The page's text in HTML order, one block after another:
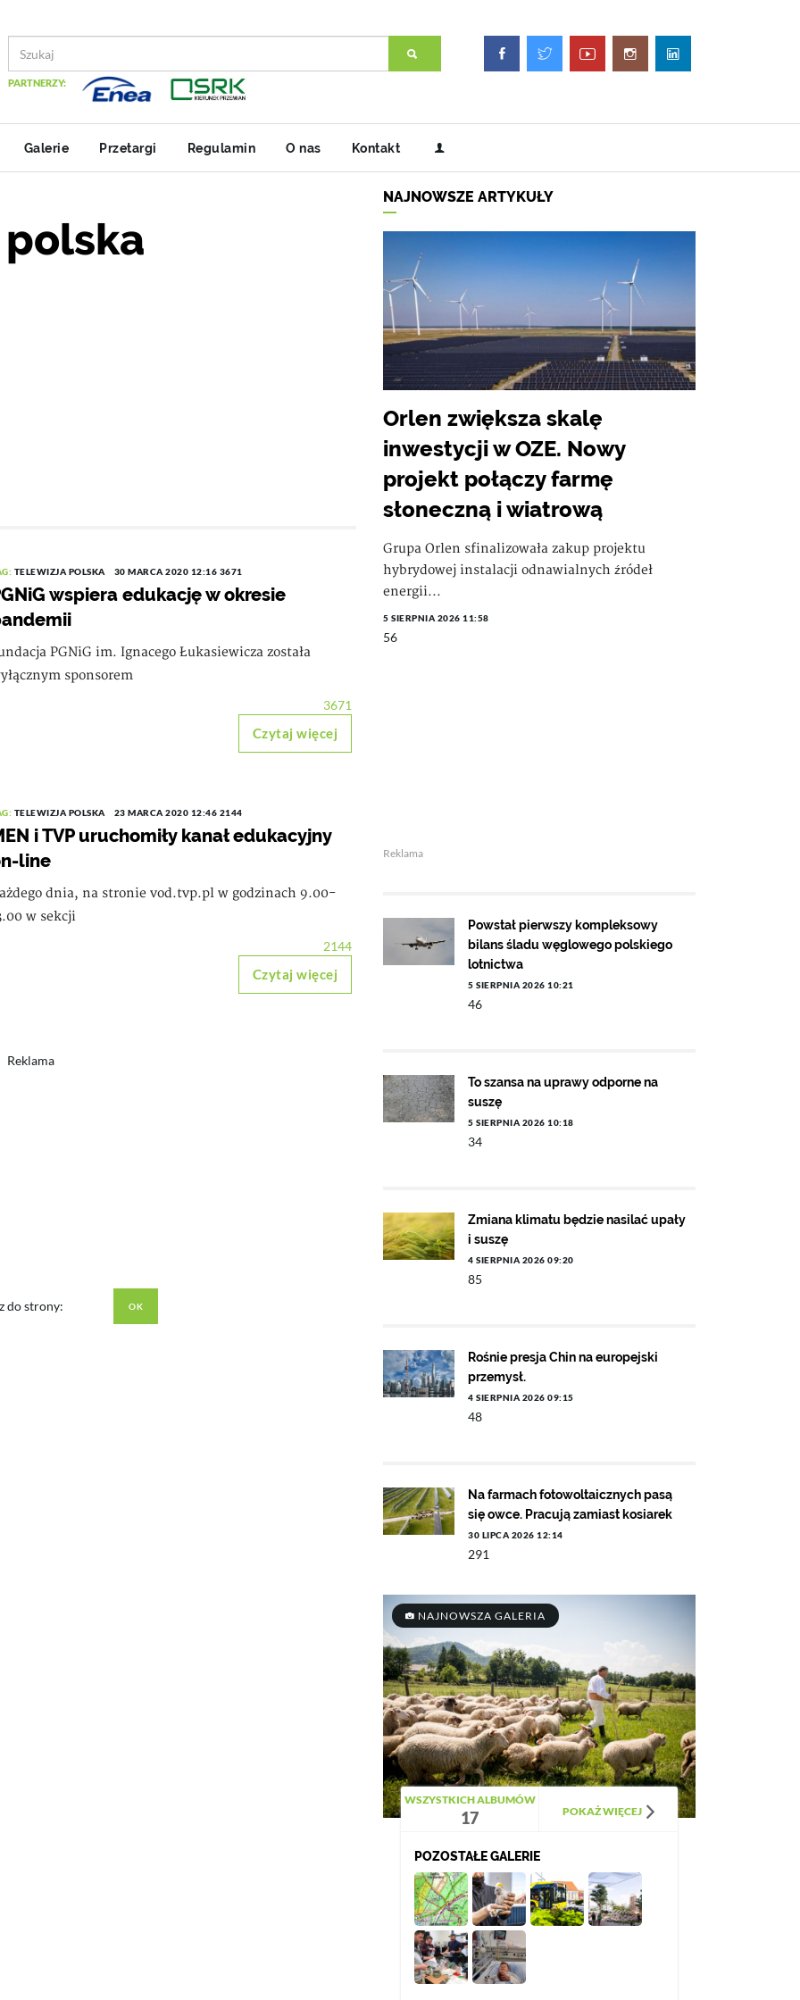
PARTNERZY:
Galerie Przetargi Regulamin O nas Kontakt
TELEWIZJA POLSKA 30 MARCA 2020 12:16 3671
wspiera edukację w okresie
PGNiG im. Ignacego Łukasiewicza została
sponsorem
3671
Czytaj więcej
TELEWIZJA POLSKA 23 MARCA 2020 12:46 2144
i TVP uruchomiły kanał edukacyjny
line
dnia, na stronie vod.tvp.pl w godzinach 9.00-
w sekcji
2144
Czytaj więcej
Reklama
do strony:
NAJNOWSZE ARTYKUŁY
Orlen zwiększa skalę
inwestycji w OZE. Nowy
projekt połączy farmę
słoneczną i wiatrową
Grupa Orlen sfinalizowała zakup projektu
hybrydowej instalacji odnawialnych źródeł
energii...
5 SIERPNIA 2026 11:58
56
Reklama
Powstał pierwszy kompleksowy
bilans śladu węglowego polskiego
lotnictwa
5 SIERPNIA 2026 10:21
46
To szansa na uprawy odporne na
suszę
5 SIERPNIA 2026 10:18
34
Zmiana klimatu będzie nasilać upały
i suszę
4 SIERPNIA 2026 09:20
85
Rośnie presja Chin na europejski
przemysł.
4 SIERPNIA 2026 09:15
48
Na farmach fotowoltaicznych pasą
się owce. Pracują zamiast kosiarek
30 LIPCA 2026 12:14
291
NAJNOWSZA GALERIA
WSZYSTKICH ALBUMÓW
17 POKAŻ WIĘCEJ
POZOSTAŁE GALERIE